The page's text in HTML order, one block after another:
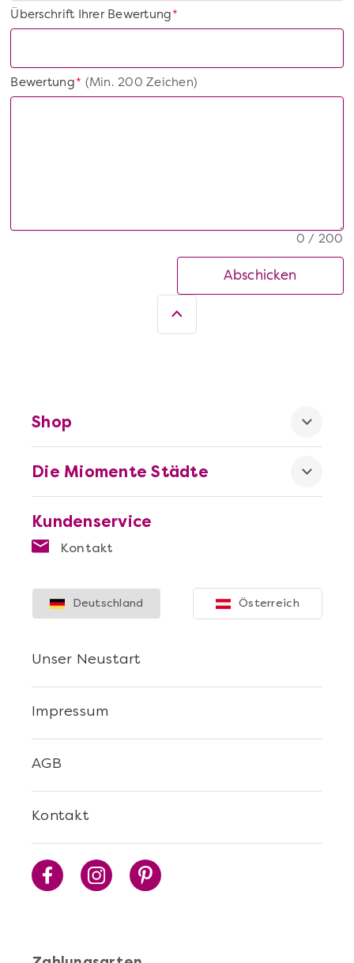
*
Überschrift Ihrer Bewertung
*
Bewertung(Min. 200 Zeichen)
0 / 200
Abschicken
Kundenservice
Kontakt
Die Miomente Städte
Shop
Kontakt
AGB
Impressum
Unser Neustart
Deutschland Österreich